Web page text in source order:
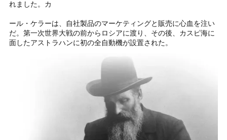
れました。カ
ール・ケラーは、自社製品のマーケティングと販売に心血を注い
だ。第一次世界大戦の前からロシアに渡り、その後、カスピ海に
面したアストラハンに初の全自動機が設置された。